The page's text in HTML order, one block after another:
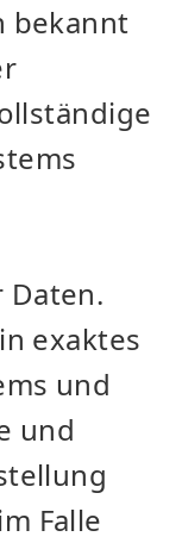
bekannt
exaktes
und
und
Falle